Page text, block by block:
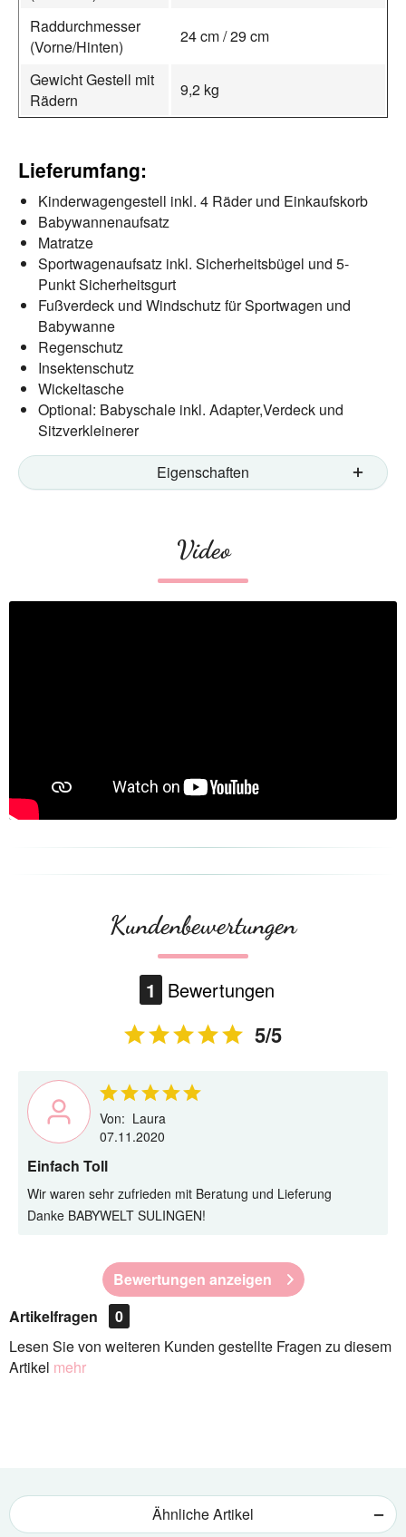
Raddurchmesser
(Vorne/Hinten)
24 cm / 29 cm
Gewicht Gestell mit
Rädern
9,2 kg
Lieferumfang:
Kinderwagengestell inkl. 4 Räder und Einkaufskorb
Babywannenaufsatz
Matratze
Sportwagenaufsatz inkl. Sicherheitsbügel und 5-
Punkt Sicherheitsgurt
Fußverdeck und Windschutz für Sportwagen und
Babywanne
Regenschutz
Insektenschutz
Wickeltasche
Optional: Babyschale inkl. Adapter,Verdeck und
Sitzverkleinerer
Eigenschaften
Video
Kundenbewertungen
1 Bewertungen
5/5
Von: Laura
07.11.2020
Einfach Toll
Wir waren sehr zufrieden mit Beratung und Lieferung
Danke BABYWELT SULINGEN!
Bewertungen anzeigen
Artikelfragen
0
Lesen Sie von weiteren Kunden gestellte Fragen zu diesem
Artikel mehr
Ähnliche Artikel